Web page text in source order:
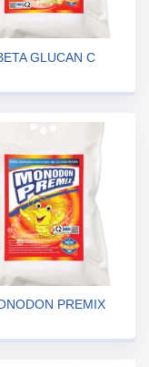
GLUCAN C
PREMIX